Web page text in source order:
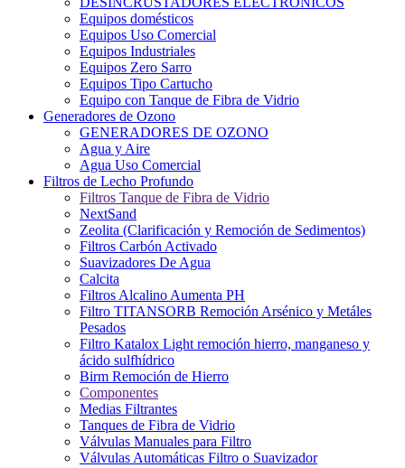
Equipos domésticos
Equipos Uso Comercial
Equipos Industriales
Equipos Zero Sarro
Equipos Tipo Cartucho
Equipo con Tanque de Fibra de Vidrio
Generadores de Ozono
GENERADORES DE OZONO
Agua y Aire
Agua Uso Comercial
Filtros de Lecho Profundo
Filtros Tanque de Fibra de Vidrio
NextSand
Zeolita (Clarificación y Remoción de Sedimentos)
Filtros Carbón Activado
Suavizadores De Agua
Calcita
Filtros Alcalino Aumenta PH
Filtro TITANSORB Remoción Arsénico y Metáles
Pesados
Filtro Katalox Light remoción hierro, manganeso y
ácido sulfhídrico
Birm Remoción de Hierro
Componentes
Medias Filtrantes
Tanques de Fibra de Vidrio
Válvulas Manuales para Filtro
Válvulas Automáticas Filtro o Suavizador